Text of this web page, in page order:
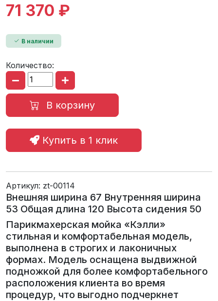
71 370 ₽
В наличии
Количество:
В корзину
Купить в 1 клик
Артикул: zt-00114
Внешняя ширина 67 Внутренняя ширина
53 Общая длина 120 Высота сидения 50
Парикмахерская мойка «Кэлли»
стильная и комфортабельная модель,
выполнена в строгих и лаконичных
формах. Модель оснащена выдвижной
подножкой для более комфортабельного
расположения клиента во время
процедур, что выгодно подчеркнет